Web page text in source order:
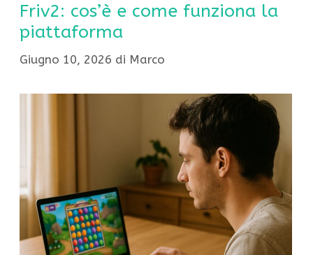
Friv2: cos’è e come funziona la
piattaforma
Giugno 10, 2026 di Marco